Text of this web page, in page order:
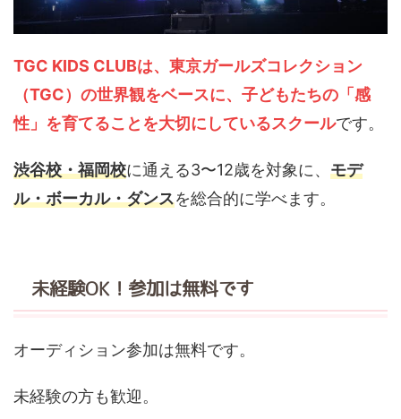
TGC KIDS CLUBは、東京ガールズコレクション
（TGC）の世界観をベースに、子どもたちの「感
性」を育てることを大切にしているスクールです。
渋谷校・福岡校に通える3〜12歳を対象に、 モデ
ル・ボーカル・ダンスを総合的に学べます。
未経験OK！参加は無料です
オーディション参加は無料です。
未経験の方も歓迎。